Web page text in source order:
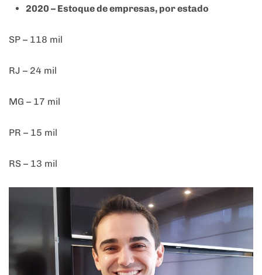
2020 – Estoque de empresas, por estado
SP – 118 mil
RJ – 24 mil
MG – 17 mil
PR – 15 mil
RS – 13 mil